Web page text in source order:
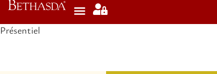
Présentiel